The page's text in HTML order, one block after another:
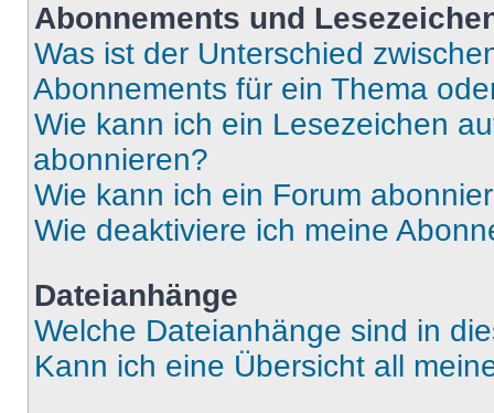
Abonnements und
Was ist der Unterschied
Abonnements für ein Thema
Wie kann ich ein Lesezeichen
abonnieren?
Wie kann ich ein Forum
Wie deaktiviere ich meine
Dateianhänge
Welche Dateianhänge sind in
Kann ich eine Übersicht all